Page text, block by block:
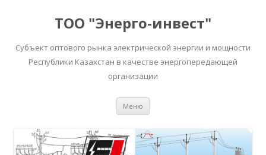
ТОО "Энерго-инвест"
Субъект оптового рынка электрической энергии и мощности
Республики Казахстан в качестве энергопередающей
организации
Меню